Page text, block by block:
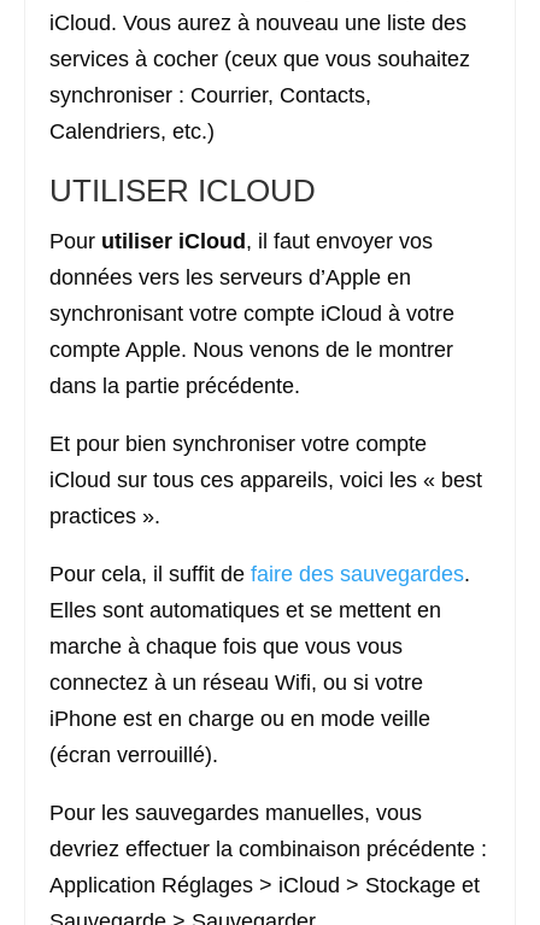
iCloud. Vous aurez à nouveau une liste des
services à cocher (ceux que vous souhaitez
synchroniser : Courrier, Contacts,
Calendriers, etc.)
UTILISER ICLOUD
Pour utiliser iCloud , il faut envoyer vos
données vers les serveurs d’Apple en
synchronisant votre compte iCloud à votre
compte Apple. Nous venons de le montrer
dans la partie précédente.
Et pour bien synchroniser votre compte
iCloud sur tous ces appareils, voici les « best
practices ».
Pour cela, il suffit de faire des sauvegardes.
Elles sont automatiques et se mettent en
marche à chaque fois que vous vous
connectez à un réseau Wifi, ou si votre
iPhone est en charge ou en mode veille
(écran verrouillé).
Pour les sauvegardes manuelles, vous
devriez effectuer la combinaison précédente :
Application Réglages > iCloud > Stockage et